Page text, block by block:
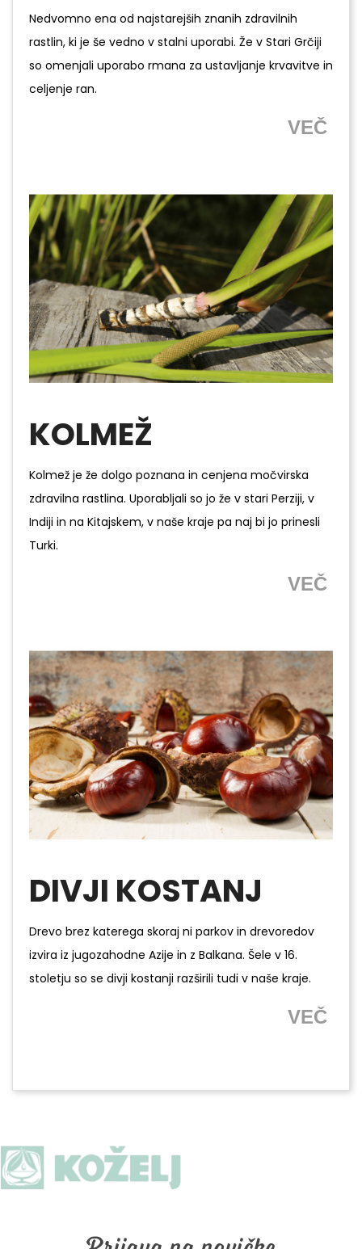
Nedvomno ena od najstarejših znanih zdravilnih
rastlin, ki je še vedno v stalni uporabi. Že v Stari Grčiji
so omenjali uporabo rmana za ustavljanje krvavitve in
celjenje ran.
VEČ
KOLMEŽ
Kolmež je že dolgo poznana in cenjena močvirska
zdravilna rastlina. Uporabljali so jo že v stari Perziji, v
Indiji in na Kitajskem, v naše kraje pa naj bi jo prinesli
Turki.
VEČ
DIVJI KOSTANJ
Drevo brez katerega skoraj ni parkov in drevoredov
izvira iz jugozahodne Azije in z Balkana. Šele v 16.
stoletju so se divji kostanji razširili tudi v naše kraje.
VEČ